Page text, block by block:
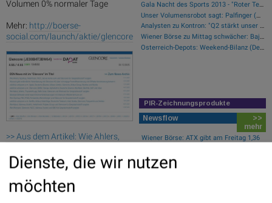
Volumen 0% normaler Tage
Mehr: http://boerse-
social.com/launch/aktie/glencore
>> Aus dem Artikel: Wie Ahlers,
at-home.com und Glencore für
Gesprächsstoff sorgten
Palfinger : 1.32%
Gala Nacht des Sports 2013 - "Roter Teppich"
Unser Volumensrobot sagt: Palfinger (#gabb Radar)
Analysten zu Kontron: "Q2 stärkt unser Vertrauen in die verbesserte operative Qualität"
Wiener Börse zu Mittag schwächer: Bajaj Mobility, FACC und Agrana gesucht
Österreich-Depots: Weekend-Bilanz (Depot Kommentar)
PIR-Zeichnungsprodukte
Newsflow
>>
mehr
Wiener Börse: ATX gibt am Freitag 1,36
Wiener Börse Nebenwerte-Blick:
Dienste, die wir nutzen
möchten